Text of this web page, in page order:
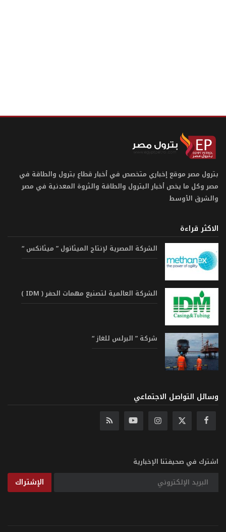
بترول مصر موقع إخباري متخصص في أخبار قطاع بترول والطاقة في
مصر وكل ما يخص أخبار البترول والطاقة والثروة المعدنية في مصر
والشرق الأوسط
الاكثر قراءة
الشركة المصرية لإنتاج الميثانول ” ميثانكس “
الشركة العالمية لتصنيع مهمات الحفر ( IDM )
شركة ” البرلس للغاز “
وسائل التواصل الاجتماعي
اشترك في صحيفتنا الإخبارية
الإشتراك